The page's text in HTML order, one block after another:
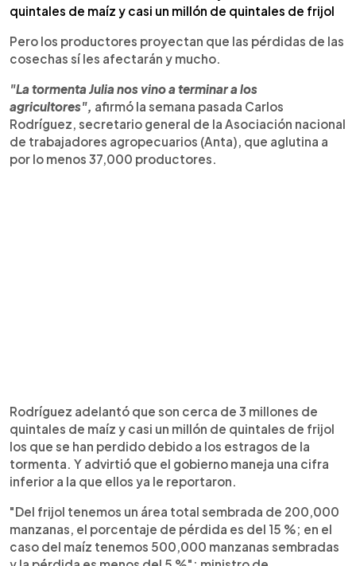
quintales de maíz y casi un millón de quintales de frijol
Pero los productores proyectan que las pérdidas de las
cosechas sí les afectarán y mucho.
"La tormenta Julia nos vino a terminar a los
agricultores", afirmó la semana pasada Carlos
Rodríguez, secretario general de la Asociación nacional
de trabajadores agropecuarios (Anta), que aglutina a
por lo menos 37,000 productores.
Rodríguez adelantó que son cerca de 3 millones de
quintales de maíz y casi un millón de quintales de frijol
los que se han perdido debido a los estragos de la
tormenta. Y advirtió que el gobierno maneja una cifra
inferior a la que ellos ya le reportaron.
"Del frijol tenemos un área total sembrada de 200,000
manzanas, el porcentaje de pérdida es del 15 %; en el
caso del maíz tenemos 500,000 manzanas sembradas